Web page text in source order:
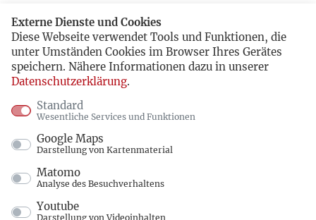
Externe Dienste und Cookies
Diese Webseite verwendet Tools und Funktionen, die
unter Umständen Cookies im Browser Ihres Gerätes
speichern. Nähere Informationen dazu in unserer
Datenschutzerklärung.
Standard
Wesentliche Services und Funktionen
Google Maps
Darstellung von Kartenmaterial
Matomo
Analyse des Besuchverhaltens
Youtube
Darstellung von Videoinhalten